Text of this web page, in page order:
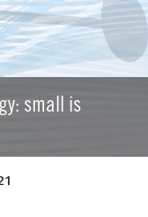
small is